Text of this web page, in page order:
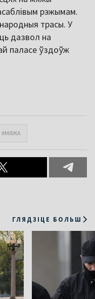
рэжымам.
трасы. У
дазвол на
паласе ўздоўж
#МЯЖА
ГЛЯДЗІЦЕ БОЛЬШ